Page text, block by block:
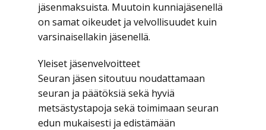
jäsenmaksuista. Muutoin kunniajäsenellä
on samat oikeudet ja velvollisuudet kuin
varsinaisellakin jäsenellä.
Yleiset jäsenvelvoitteet
Seuran jäsen sitoutuu noudattamaan
seuran ja päätöksiä sekä hyviä
metsästystapoja sekä toimimaan seuran
edun mukaisesti ja edistämään